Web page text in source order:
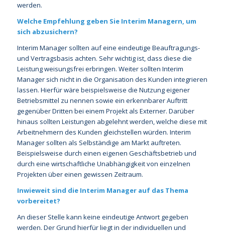
werden.
Welche Empfehlung geben Sie Interim Managern, um
sich abzusichern?
Interim Manager sollten auf eine eindeutige Beauftragungs-
und Vertragsbasis achten. Sehr wichtig ist, dass diese die
Leistung weisungsfrei erbringen. Weiter sollten Interim
Manager sich nicht in die Organisation des Kunden integrieren
lassen. Hierfür wäre beispielsweise die Nutzung eigener
Betriebsmittel zu nennen sowie ein erkennbarer Auftritt
gegenüber Dritten bei einem Projekt als Externer. Darüber
hinaus sollten Leistungen abgelehnt werden, welche diese mit
Arbeitnehmern des Kunden gleichstellen würden. Interim
Manager sollten als Selbständige am Markt auftreten.
Beispielsweise durch einen eigenen Geschäftsbetrieb und
durch eine wirtschaftliche Unabhängigkeit von einzelnen
Projekten über einen gewissen Zeitraum.
Inwieweit sind die Interim Manager auf das Thema
vorbereitet?
An dieser Stelle kann keine eindeutige Antwort gegeben
werden. Der Grund hierfür liegt in der individuellen und